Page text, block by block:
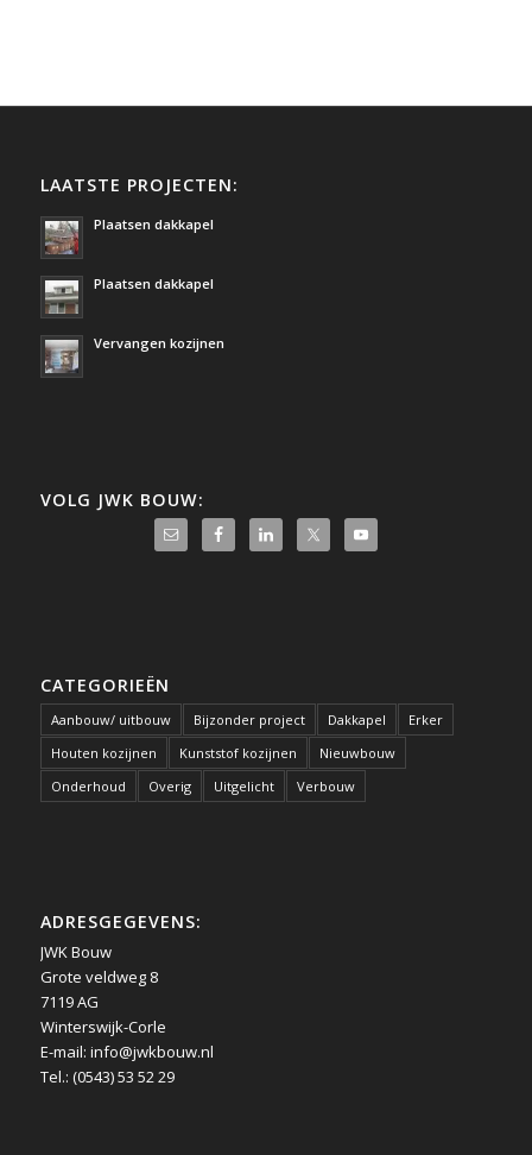
LAATSTE PROJECTEN:
Plaatsen dakkapel
Plaatsen dakkapel
Vervangen kozijnen
VOLG JWK BOUW:
CATEGORIEËN
Aanbouw/ uitbouw Bijzonder project Dakkapel
Erker
Houten kozijnen
Kunststof kozijnen
Nieuwbouw
Onderhoud
Overig Uitgelicht Verbouw
ADRESGEGEVENS:
JWK Bouw
Grote veldweg 8
7119 AG
Winterswijk-Corle
E-mail: info@jwkbouw.nl
Tel.: (0543) 53 52 29